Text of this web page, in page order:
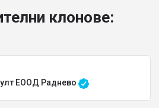
клонове:
ЕООД Раднево